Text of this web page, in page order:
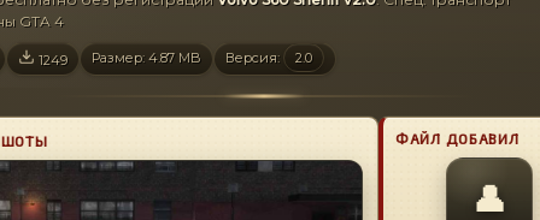
GTA 4
1249 Размер: 4.87 MB Версия: 2.0
ФАЙЛ ДОБАВИЛ
👤